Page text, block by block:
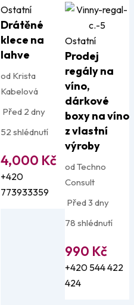
Ostatní
Drátěné
klece na
lahve
od Krista
Kabelová
Před 2 dny
52 shlédnutí
4,000 Kč
+420
773933359
Ostatní
Prodej
regály na
víno,
dárkové
boxy na víno
z vlastní
výroby
od Techno
Consult
Před 3 dny
78 shlédnutí
990 Kč
+420 544 422
424